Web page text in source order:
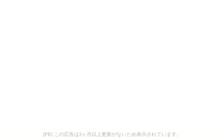
[PR] この広告は3ヶ月以上更新がないため表示されています。